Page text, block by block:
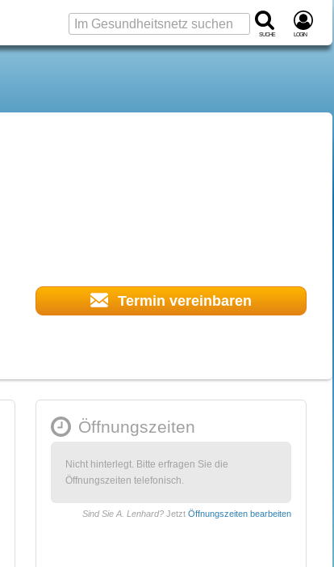
Suche Login
Termin vereinbaren
Öffnungszeiten
Nicht hinterlegt. Bitte erfragen Sie die
Öffnungszeiten telefonisch.
Sind Sie A. Lenhard? Jetzt Öffnungszeiten bearbeiten